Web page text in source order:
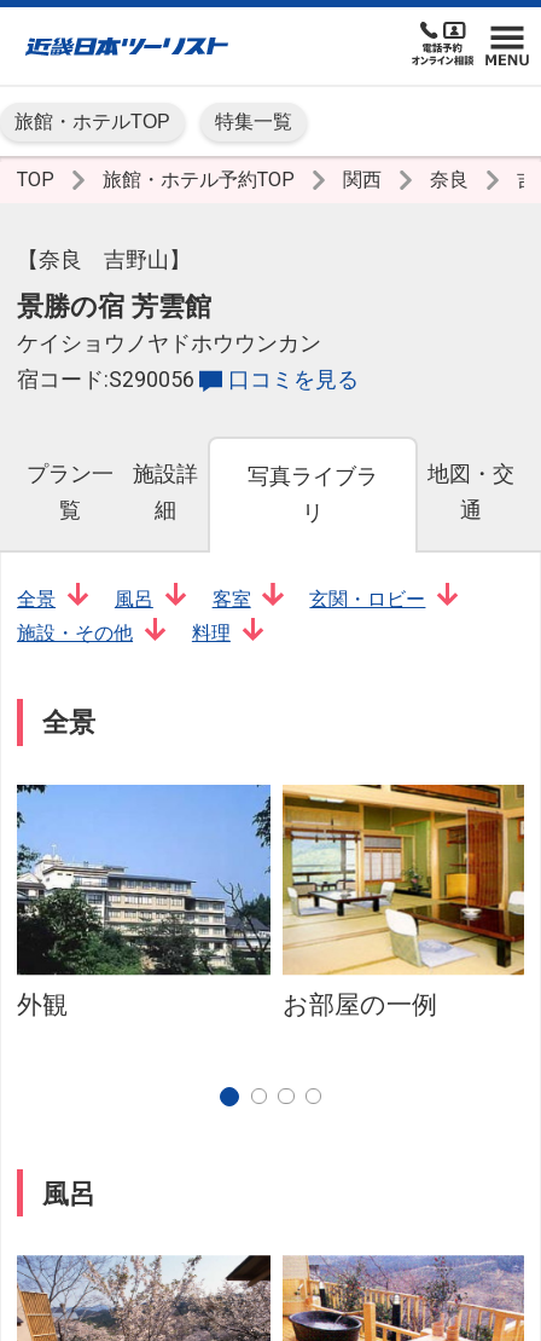
旅館・ホテルTOP 特集一覧
TOP 旅館・ホテル予約TOP 関西 奈良
【奈良 吉野山】
景勝の宿 芳雲館
ケイショウノヤドホウウンカン
宿コード:S290056
口コミを見る
プラン一
覧
施設詳
細
写真ライブラ
リ
地図・交
通
全景 風呂 客室
玄関・ロビー
施設・その他
料理
全景
外観 お部屋の一例
風呂